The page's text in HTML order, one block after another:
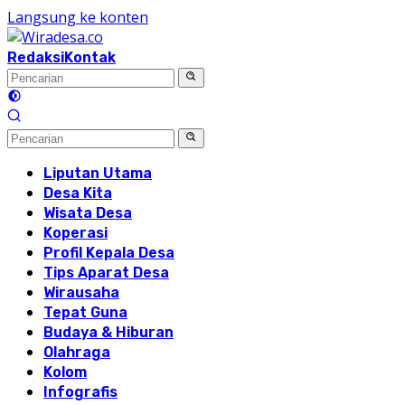
Langsung ke konten
RedaksiKontak
Liputan Utama
Desa Kita
Wisata Desa
Koperasi
Profil Kepala Desa
Tips Aparat Desa
Wirausaha
Tepat Guna
Budaya & Hiburan
Olahraga
Kolom
Infografis